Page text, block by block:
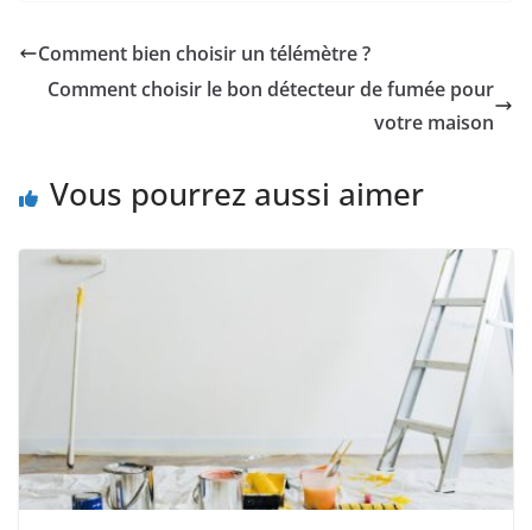
Comment bien choisir un télémètre ?
Comment choisir le bon détecteur de fumée pour
votre maison
Vous pourrez aussi aimer